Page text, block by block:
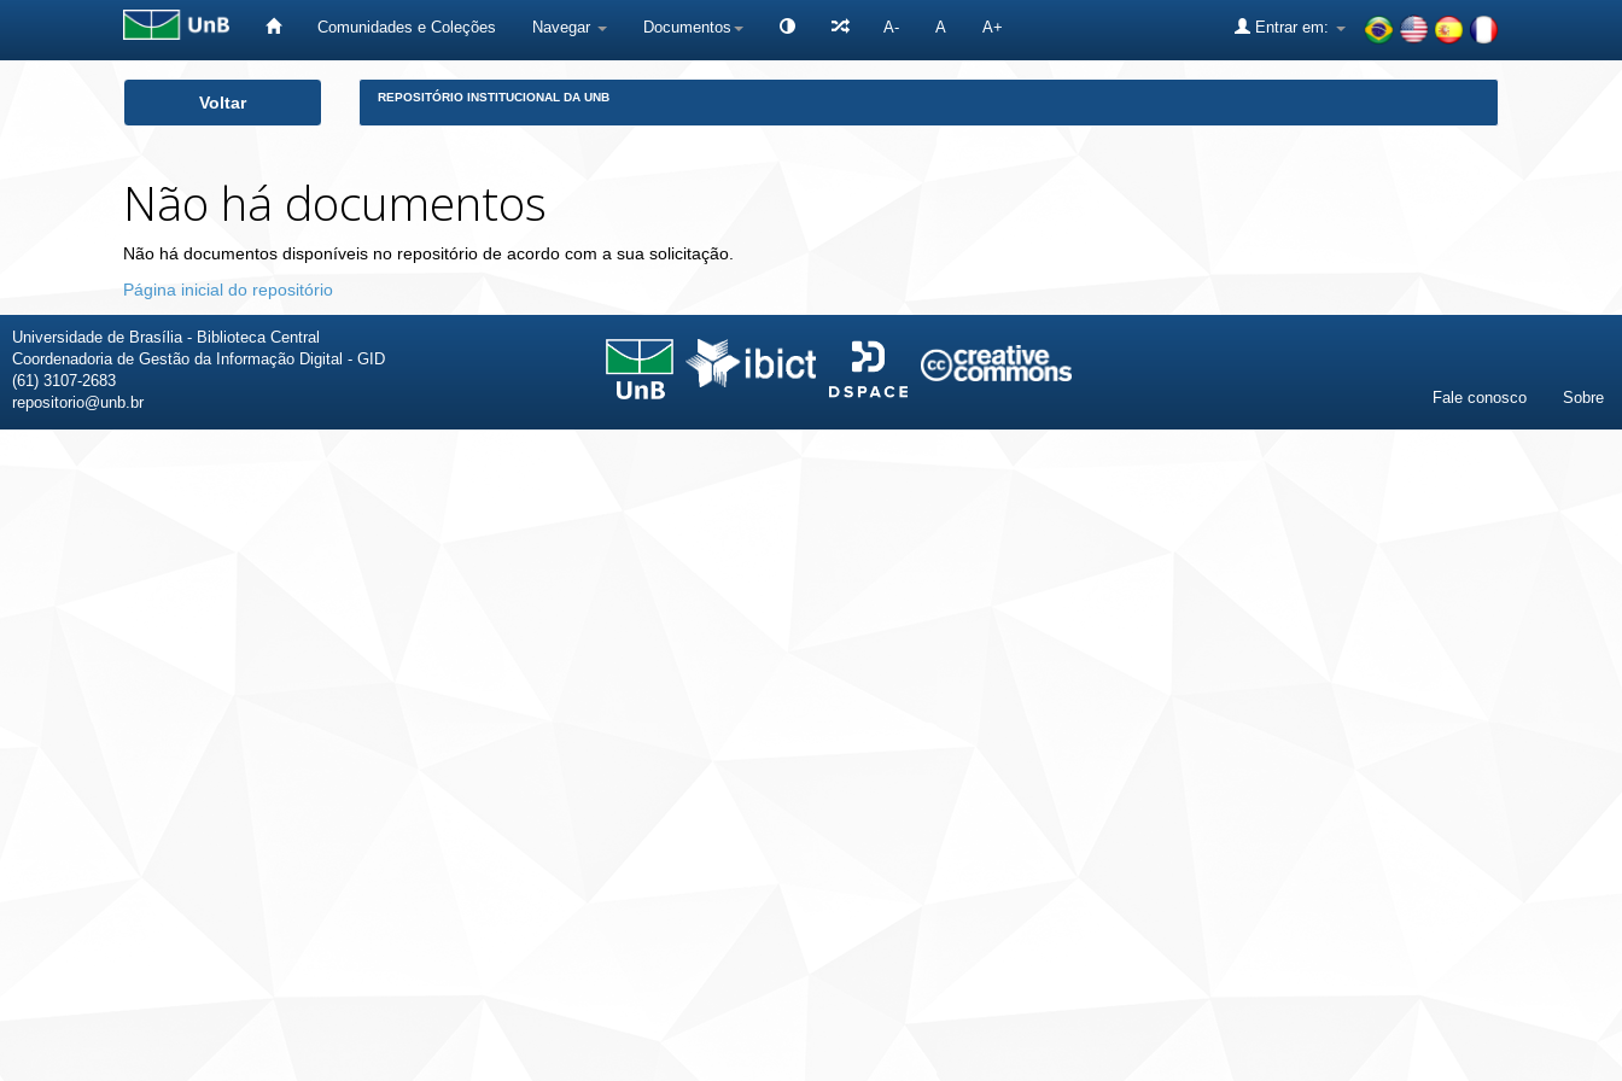
Comunidades e Coleções Navegar Documentos A- A A+ Entrar em:
Voltar REPOSITÓRIO INSTITUCIONAL DA UNB
Não há documentos
Não há documentos disponíveis no repositório de acordo com a sua solicitação.
Página inicial do repositório
Universidade de Brasília - Biblioteca Central
Coordenadoria de Gestão da Informação Digital - GID
(61) 3107-2683
repositorio@unb.br
Fale conosco Sobre